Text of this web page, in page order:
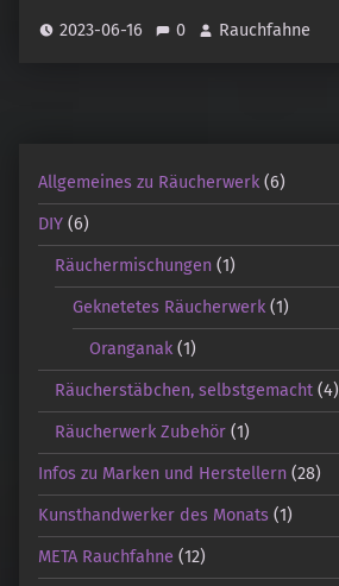
2023-06-16 0 Rauchfahne
Allgemeines zu Räucherwerk (6)
DIY (6)
Räuchermischungen (1)
Geknetetes Räucherwerk(1)
Oranganak (1)
Räucherstäbchen, selbstgemacht (4)
Räucherwerk Zubehör (1)
Infos zu Marken und Herstellern (28)
Kunsthandwerker des Monats (1)
META Rauchfahne (12)